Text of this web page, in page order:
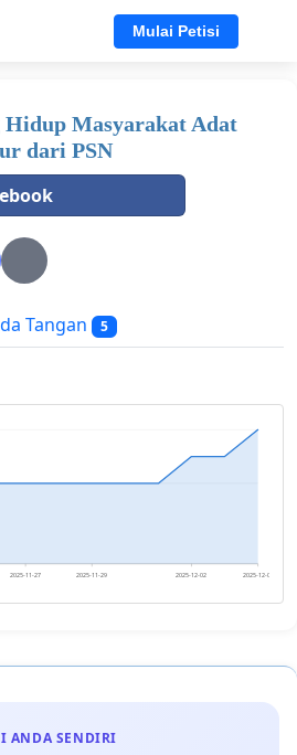
Mulai Petisi
Hidup Masyarakat Adat
dari PSN
Tangan 5
2025-11-27 2025-11-29 2025-12-02 2025-12-04
ANDA SENDIRI